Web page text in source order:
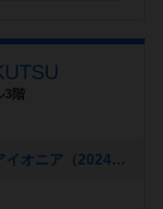
3階
[NEW] 【9/16（月祝）】TRPG初心者会・慈悲なきアイオニア（2024年09月07日 22時01分）